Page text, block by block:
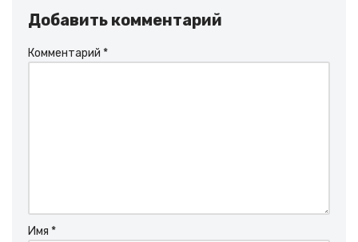
Добавить комментарий
Комментарий *
Имя *